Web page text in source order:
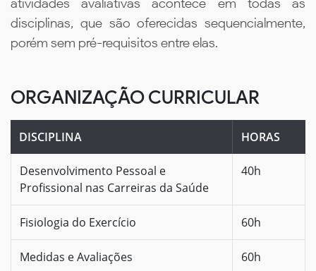
disciplinas, que são oferecidas sequencialmente,
porém sem pré-requisitos entre elas.
ORGANIZAÇÃO CURRICULAR
DISCIPLINA HORAS
Desenvolvimento Pessoal e
Profissional nas Carreiras da Saúde
40h
Fisiologia do Exercício 60h
Medidas e Avaliações 60h